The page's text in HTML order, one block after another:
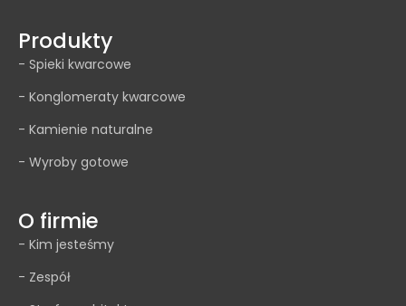
Produkty
- Spieki kwarcowe
- Konglomeraty kwarcowe
- Kamienie naturalne
- Wyroby gotowe
O firmie
- Kim jesteśmy
- Zespół